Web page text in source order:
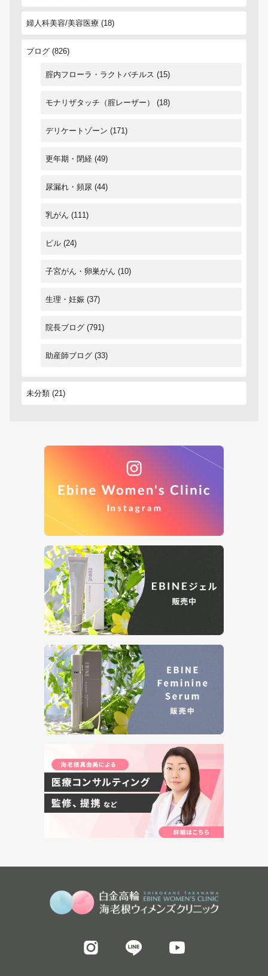
婦人科美容/美容医療 (18)
ブログ (826)
腟内フローラ・ラクトバチルス (15)
モナリザタッチ（腟レーザー） (18)
デリケートゾーン (171)
更年期・閉経 (49)
尿漏れ・頻尿 (44)
乳がん (111)
ピル (24)
子宮がん・卵巣がん (10)
生理・妊娠 (37)
院長ブログ (791)
助産師ブログ (33)
未分類 (21)